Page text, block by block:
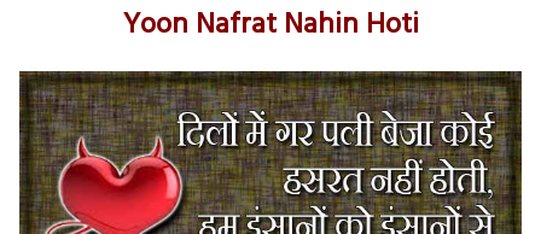
Yoon Nafrat Nahin Hoti